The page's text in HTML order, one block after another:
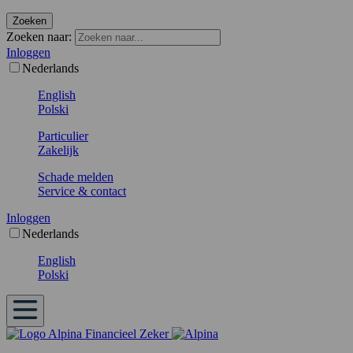
Zoeken
Zoeken naar:
Inloggen
Nederlands
English
Polski
Particulier
Zakelijk
Schade melden
Service & contact
Inloggen
Nederlands
English
Polski